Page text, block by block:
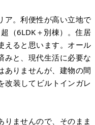
ア。利便性が高い立地で
（6LDK＋別棟）。住居
えると思います。オール
みと、現代生活に必要な
ありませんが、建物の間
改装してビルトインガレ
りませんので、そのまま